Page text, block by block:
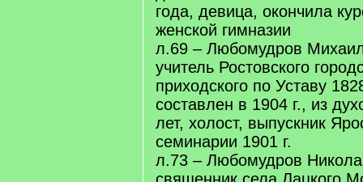
года, девица, окончила
женской гимназии
л.69 – Любомудров
учитель Ростовского
приходского по Уставу
составлен в 1904 г., из
лет, холост, выпускник
семинарии 1901 г.
л.73 – Любомудров